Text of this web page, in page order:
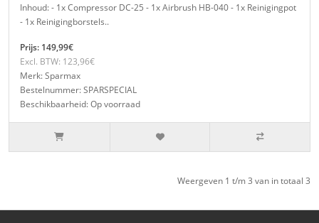
Inhoud: - 1x Compressor DC-25 - 1x Airbrush HB-040 - 1x Reinigingpot
- 1x Reinigingborstels..
Prijs: 149,99€
Excl. BTW: 123,96€
Merk: Sparmax
Bestelnummer: SPARSPECIAL
Beschikbaarheid: Op voorraad
Weergeven 1 t/m 3 van in totaal 3